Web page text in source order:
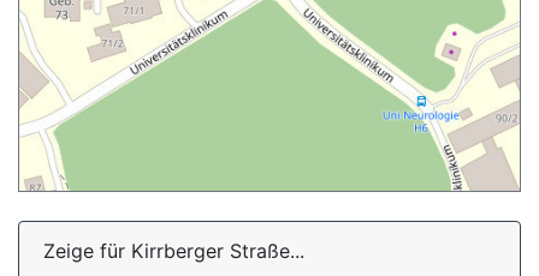
Zeige für Kirrberger Straße...